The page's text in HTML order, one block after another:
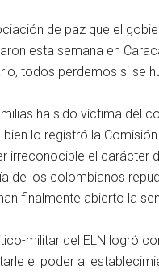
de paz que el
esta semana en
todos perdemos si se
ha sido víctima del
lo registró la
irreconocible el carácter
de los colombianos
finalmente abierto la
militar del ELN logró
el poder al